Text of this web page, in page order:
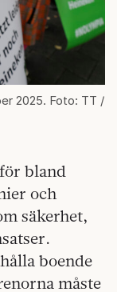
2025. Foto: TT /
bland
och
säkerhet,
boende
måste